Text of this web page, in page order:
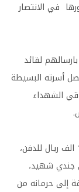
في الانتصار
لقائد
أسرته البسيطة
الشهداء
مضيفاً انهم سلموا لأسرته مبلغ زهيد يقدر ب 100 الف ريال للدفن،
جندي شهيد،
إلى حرمانه من